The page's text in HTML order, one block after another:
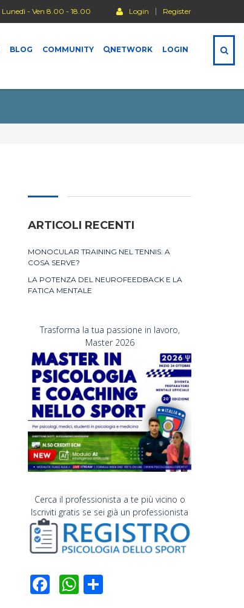
Login Register
Lunedì - Ven 8.00 - 18.00
BLOG COMMUNITY NETWORK LOGIN
ARTICOLI RECENTI
MONOCULAR TRAINING NEL TENNIS: A
COSA SERVE?
LA POTENZA DEL NEUROFEEDBACK E LA
FATICA MENTALE
Trasforma la tua passione in lavoro,
Master 2026
Cerca il professionista a te più vicino o
Iscriviti gratis se sei già un professionista
Facebook
WhatsApp